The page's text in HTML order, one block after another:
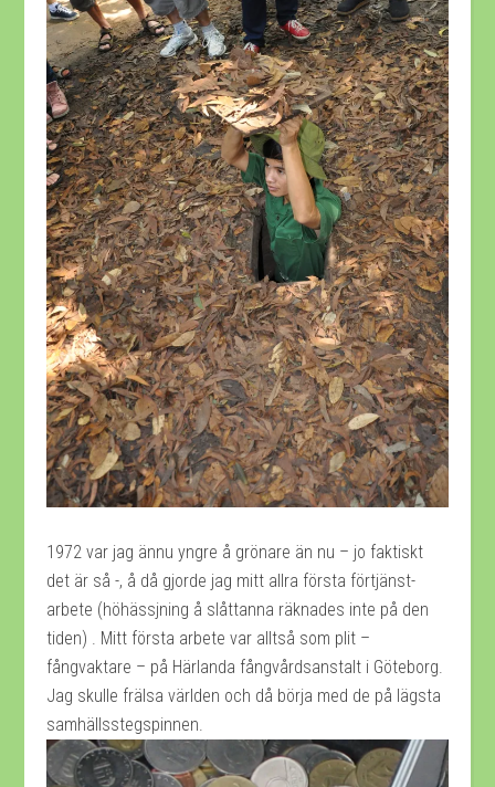
1972 var jag ännu yngre å grönare än nu – jo faktiskt
det är så -, å då gjorde jag mitt allra första förtjänst-
arbete (höhässjning å slåttanna räknades inte på den
tiden) . Mitt första arbete var alltså som plit –
fångvaktare – på Härlanda fångvårdsanstalt i Göteborg.
Jag skulle frälsa världen och då börja med de på lägsta
samhällsstegspinnen.